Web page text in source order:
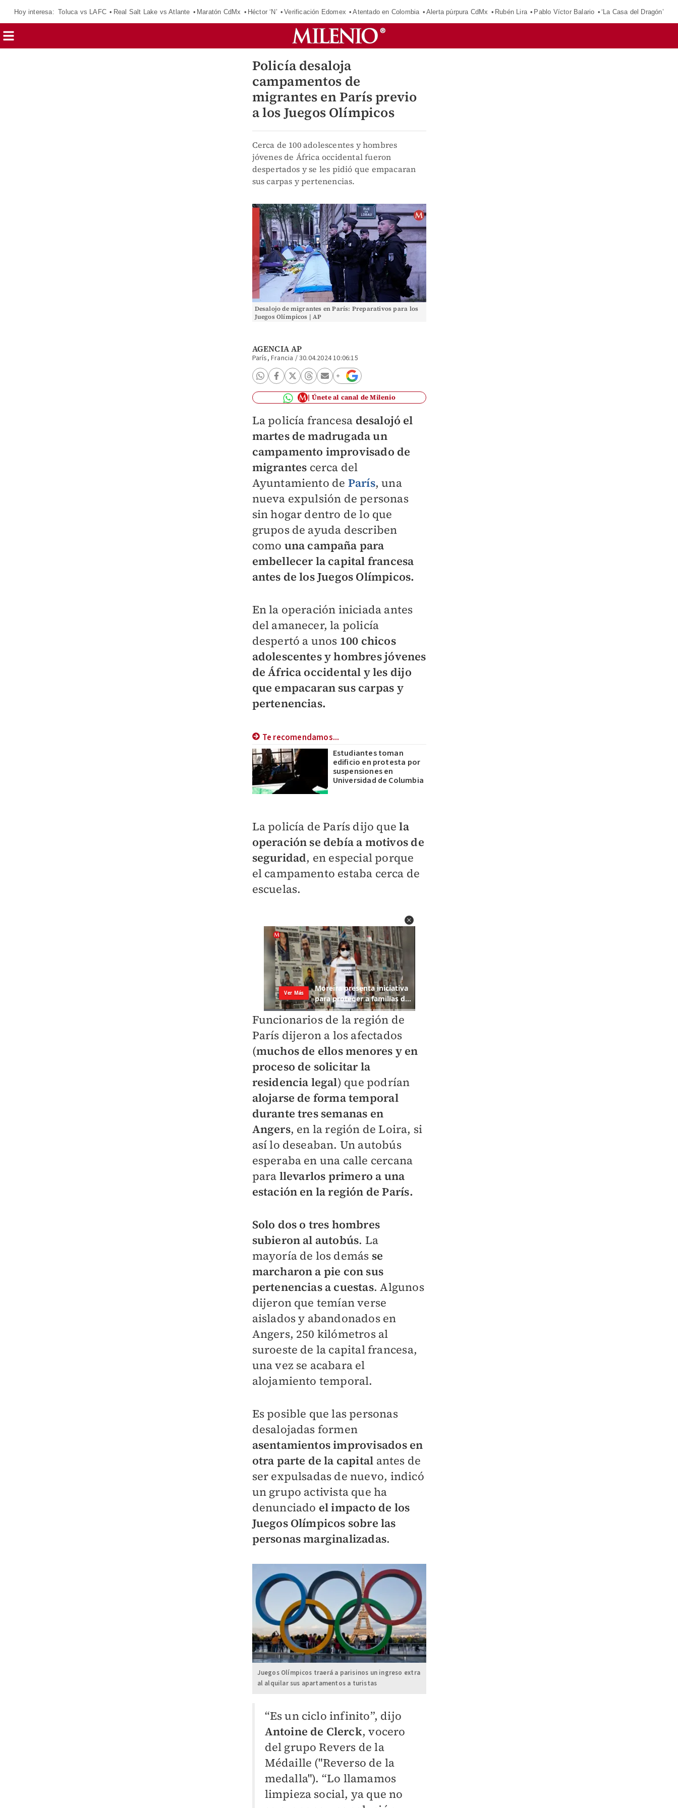
Hoy interesa: Toluca vs LAFC Real Salt Lake vs Atlante Maratón CdMx Héctor ‘N’ Verificación Edomex Atentado en Colombia Alerta púrpura CdMx Rubén Lira Pablo Víctor Balario ‘La Casa del Dragón’
Policía desaloja
campamentos de
migrantes en París previo
a los Juegos Olímpicos
Cerca de 100 adolescentes y hombres
jóvenes de África occidental fueron
despertados y se les pidió que empacaran
sus carpas y pertenencias.
Desalojo de migrantes en París: Preparativos para los
Juegos Olímpicos | AP
AGENCIA AP
París, Francia /30.04.2024 10:06:15
Únete al canal de Milenio
La policía francesa desalojó el
martes de madrugada un
campamento improvisado de
migrantes cerca del
Ayuntamiento de París, una
nueva expulsión de personas
sin hogar dentro de lo que
grupos de ayuda describen
como una campaña para
embellecer la capital francesa
antes de los Juegos Olímpicos.
En la operación iniciada antes
del amanecer, la policía
despertó a unos 100 chicos
adolescentes y hombres jóvenes
de África occidental y les dijo
que empacaran sus carpas y
pertenencias.
Te recomendamos...
Estudiantes toman
edificio en protesta por
suspensiones en
Universidad de Columbia
La policía de París dijo quela
operación se debía a motivos de
seguridad, en especial porque
el campamento estaba cerca de
escuelas.
Funcionarios de la región de
París dijeron a los afectados
(muchos de ellos menores y en
proceso de solicitar la
residencia legal) que podrían
alojarse de forma temporal
durante tres semanas en
Angers, en la región de Loira, si
así lo deseaban. Un autobús
esperaba en una calle cercana
para llevarlos primero a una
estación en la región de París.
Solo dos o tres hombres
subieron al autobús. La
mayoría de los demás se
marcharon a pie con sus
pertenencias a cuestas. Algunos
dijeron que temían verse
aislados y abandonados en
Angers, 250 kilómetros al
suroeste de la capital francesa,
una vez se acabara el
alojamiento temporal.
Es posible que las personas
desalojadas formen
asentamientos improvisados en
otra parte de la capital antes de
ser expulsadas de nuevo, indicó
un grupo activista que ha
denunciado el impacto de los
Juegos Olímpicos sobre las
personas marginalizadas.
Juegos Olímpicos traerá a parisinos un ingreso extra
al alquilar sus apartamentos a turistas
“Es un ciclo infinito”, dijo
Antoine de Clerck, vocero
del grupo Revers de la
Médaille ("Reverso de la
medalla"). “Lo llamamos
limpieza social, ya que no